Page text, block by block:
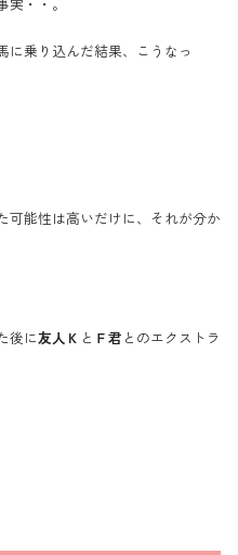
に乗り込んだ結果、こうなっ
可能性は高いだけに、それが分か
後に友人Ｋ と Ｆ君 とのエクストラ